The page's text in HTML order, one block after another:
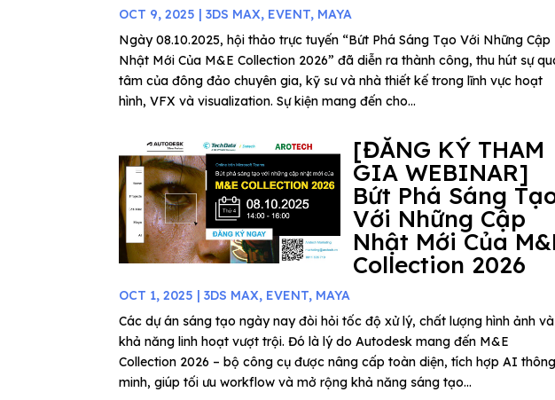
OCT 9, 2025 |3DS MAX, EVENT, MAYA
Ngày 08.10.2025, hội thảo trực tuyến “Bứt Phá Sáng Tạo Với Những Cập
Nhật Mới Của M&E Collection 2026” đã diễn ra thành công, thu hút sự
tâm của đông đảo chuyên gia, kỹ sư và nhà thiết kế trong lĩnh vực hoạt
hình, VFX và visualization. Sự kiện mang đến cho...
[ĐĂNG KÝ THAM
GIA WEBINAR]
Bứt Phá Sáng
Với Những Cập
Nhật Mới Của
Collection 2026
OCT 1, 2025 |3DS MAX, EVENT, MAYA
Các dự án sáng tạo ngày nay đòi hỏi tốc độ xử lý, chất lượng hình ảnh và
khả năng linh hoạt vượt trội. Đó là lý do Autodesk mang đến M&E
Collection 2026 – bộ công cụ được nâng cấp toàn diện, tích hợp AI thông
minh, giúp tối ưu workflow và mở rộng khả năng sáng tạo...